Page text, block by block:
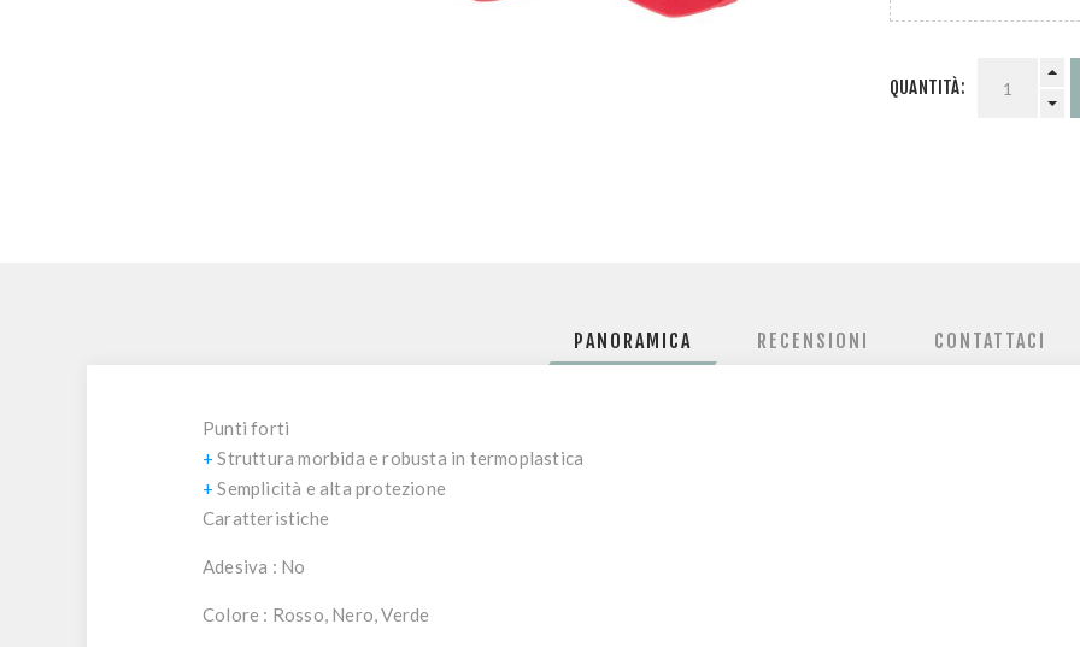
QUANTITÀ:
PANORAMICA RECENSIONI CONTATTACI
Punti forti
+ Struttura morbida e robusta in termoplastica
+ Semplicità e alta protezione
Caratteristiche
Adesiva : No
Colore : Rosso, Nero, Verde